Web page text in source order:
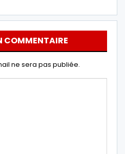
COMMENTAIRE
ne sera pas publiée.